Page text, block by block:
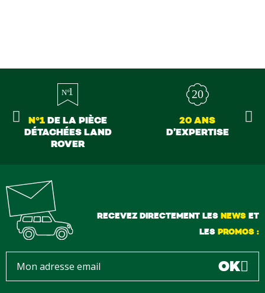
N°1DE LA PIÈCE
DÉTACHÉES LAND
ROVER
20 ANS
D’EXPERTISE
RECEVEZ DIRECTEMENT LES NEWSET
LES PROMOS :
OK